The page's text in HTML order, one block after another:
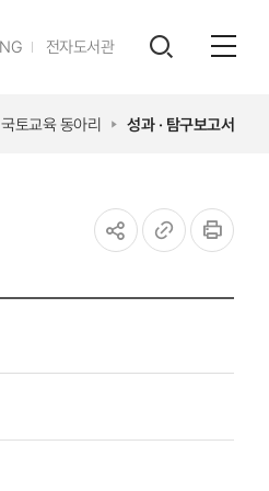
영문전자도서관
레이어
토교육 동아리 성과 · 탐구보고서